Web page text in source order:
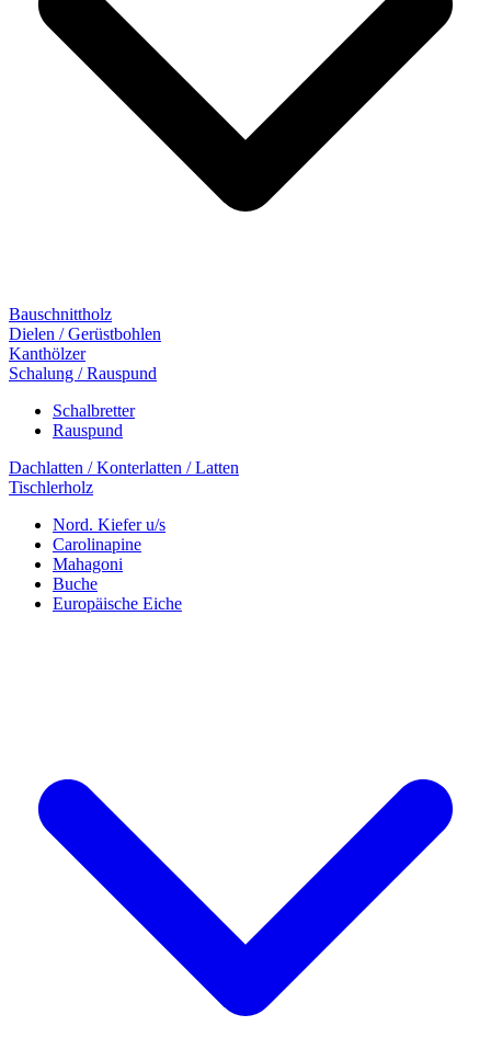
Bauschnittholz
Dielen / Gerüstbohlen
Kanthölzer
Schalung / Rauspund
Schalbretter
Rauspund
Dachlatten / Konterlatten / Latten
Tischlerholz
Nord. Kiefer u/s
Carolinapine
Mahagoni
Buche
Europäische Eiche